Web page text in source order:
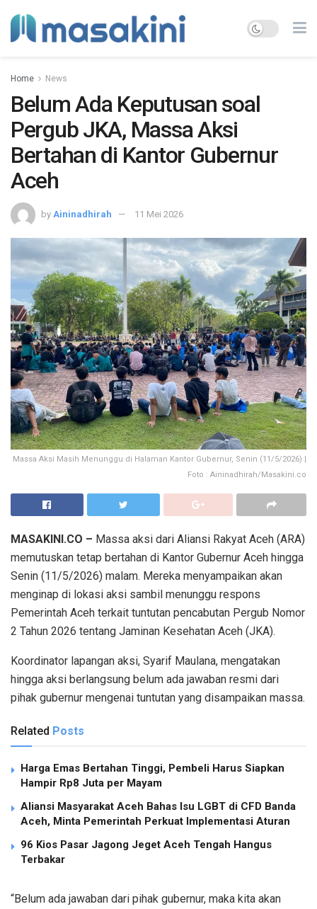
Home News
Belum Ada Keputusan soal
Pergub JKA, Massa Aksi
Bertahan di Kantor Gubernur
Aceh
by Aininadhirah 11 Mei 2026
Massa Aksi Masih Menunggu di Halaman Kantor Gubernur, Senin (11/5/2026) |
Foto : Aininadhirah/Masakini.co
MASAKINI.CO – Massa aksi dari Aliansi Rakyat Aceh (ARA)
memutuskan tetap bertahan di Kantor Gubernur Aceh hingga
Senin (11/5/2026) malam. Mereka menyampaikan akan
menginap di lokasi aksi sambil menunggu respons
Pemerintah Aceh terkait tuntutan pencabutan Pergub Nomor
2 Tahun 2026 tentang Jaminan Kesehatan Aceh (JKA).
Koordinator lapangan aksi, Syarif Maulana, mengatakan
hingga aksi berlangsung belum ada jawaban resmi dari
pihak gubernur mengenai tuntutan yang disampaikan massa.
Related Posts
Harga Emas Bertahan Tinggi, Pembeli Harus Siapkan
Hampir Rp8 Juta per Mayam
Aliansi Masyarakat Aceh Bahas Isu LGBT di CFD Banda
Aceh, Minta Pemerintah Perkuat Implementasi Aturan
96 Kios Pasar Jagong Jeget Aceh Tengah Hangus
Terbakar
“Belum ada jawaban dari pihak gubernur, maka kita akan